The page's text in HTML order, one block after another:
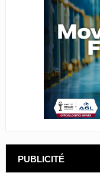
PUBLICITÉ